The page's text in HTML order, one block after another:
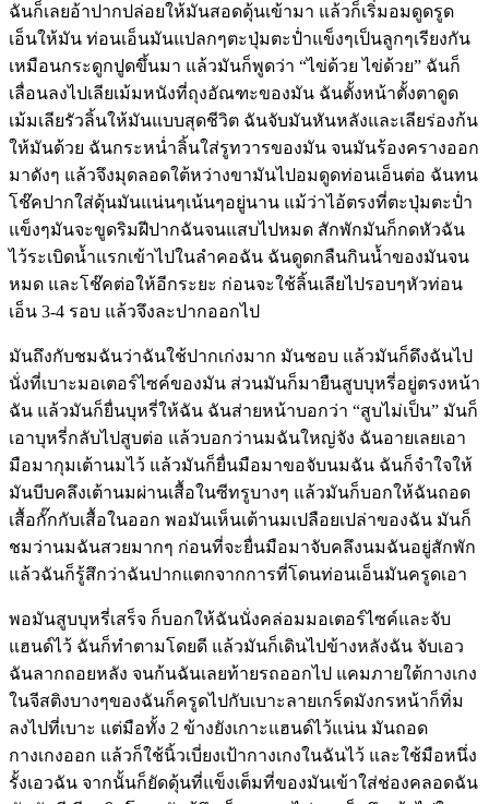
ฉันก็เลยอ้าปากปล่อยให้มันสอดดุ้นเข้ามา แล้วก็เริ่มอมดูดรูด
เอ็นให้มัน ท่อนเอ็นมันแปลกๆตะปุ่มตะป่ำแข็งๆเป็นลูกๆเรียงกัน
เหมือนกระดูกปูดขึ้นมา แล้วมันก็พูดว่า “ไข่ด้วย ไข่ด้วย” ฉันก็
เลื่อนลงไปเลียเม้มหนังที่ถุงอัณฑะของมัน ฉันตั้งหน้าตั้งตาดูด
เม้มเลียรัวลิ้นให้มันแบบสุดชีวิต ฉันจับมันหันหลังและเลียร่องก้น
ให้มันด้วย ฉันกระหน่ำลิ้นใส่รูทวารของมัน จนมันร้องครางออก
มาดังๆ แล้วจึงมุดลอดใต้หว่างขามันไปอมดูดท่อนเอ็นต่อ ฉันทน
โช๊คปากใส่ดุ้นมันแน่นๆเน้นๆอยู่นาน แม้ว่าไอ้ตรงที่ตะปุ่มตะป่ำ
แข็งๆมันจะขูดริมฝีปากฉันจนแสบไปหมด สักพักมันก็กดหัวฉัน
ไว้ระเบิดน้ำแรกเข้าไปในลำคอฉัน ฉันดูดกลืนกินน้ำของมันจน
หมด และโช๊คต่อให้อีกระยะ ก่อนจะใช้ลิ้นเลียไปรอบๆหัวท่อน
เอ็น 3-4 รอบ แล้วจึงละปากออกไป
มันถึงกับชมฉันว่าฉันใช้ปากเก่งมาก มันชอบ แล้วมันก็ดึงฉันไป
นั่งที่เบาะมอเตอร์ไซค์ของมัน ส่วนมันก็มายืนสูบบุหรี่อยู่ตรงหน้า
ฉัน แล้วมันก็ยื่นบุหรี่ให้ฉัน ฉันส่ายหน้าบอกว่า “สูบไม่เป็น” มันก็
เอาบุหรี่กลับไปสูบต่อ แล้วบอกว่านมฉันใหญ่จัง ฉันอายเลยเอา
มือมากุมเต้านมไว้ แล้วมันก็ยื่นมือมาขอจับนมฉัน ฉันก็จำใจให้
มันบีบคลึงเต้านมผ่านเสื้อในซีทรูบางๆ แล้วมันก็บอกให้ฉันถอด
เสื้อกั๊กกับเสื้อในออก พอมันเห็นเต้านมเปลือยเปล่าของฉัน มันก็
ชมว่านมฉันสวยมากๆ ก่อนที่จะยื่นมือมาจับคลึงนมฉันอยู่สักพัก
แล้วฉันก็รู้สึกว่าฉันปากแตกจากการที่โดนท่อนเอ็นมันครูดเอา
พอมันสูบบุหรี่เสร็จ ก็บอกให้ฉันนั่งคล่อมมอเตอร์ไซค์และจับ
แฮนด์ไว้ ฉันก็ทำตามโดยดี แล้วมันก็เดินไปข้างหลังฉัน จับเอว
ฉันลากถอยหลัง จนก้นฉันเลยท้ายรถออกไป แคมภายใต้กางเกง
ในจีสติงบางๆของฉันก็ครูดไปกับเบาะลายเกร็ดมังกรหน้าก็ทิ่ม
ลงไปที่เบาะ แต่มือทั้ง 2 ข้างยังเกาะแฮนด์ไว้แน่น มันถอด
กางเกงออก แล้วก็ใช้นิ้วเบี่ยงเป้ากางเกงในฉันไว้ และใช้มือหนึ่ง
รั้งเอวฉัน จากนั้นก็ยัดดุ้นที่แข็งเต็มที่ของมันเข้าใส่ช่องคลอดฉัน